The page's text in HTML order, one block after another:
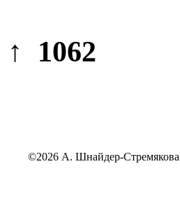
↑ 1062
©2026 А. Шнайдер-Стремякова